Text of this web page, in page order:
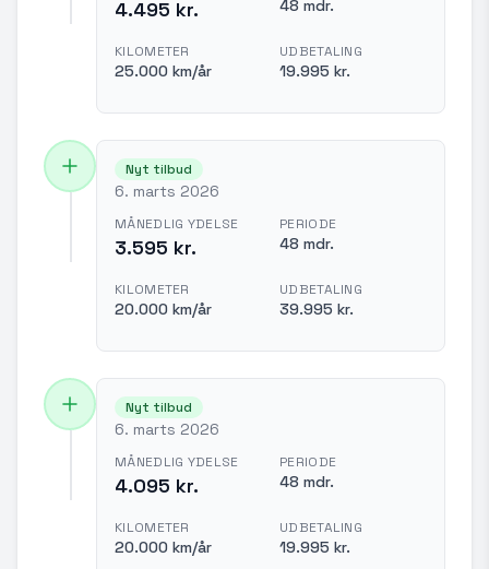
4.495 kr. 48 mdr.
KILOMETER
25.000 km/år
UDBETALING
19.995 kr.
Nyt tilbud
6. marts 2026
MÅNEDLIG YDELSE
3.595 kr.
PERIODE
48 mdr.
KILOMETER
20.000 km/år
UDBETALING
39.995 kr.
Nyt tilbud
6. marts 2026
MÅNEDLIG YDELSE
4.095 kr.
PERIODE
48 mdr.
KILOMETER
20.000 km/år
UDBETALING
19.995 kr.